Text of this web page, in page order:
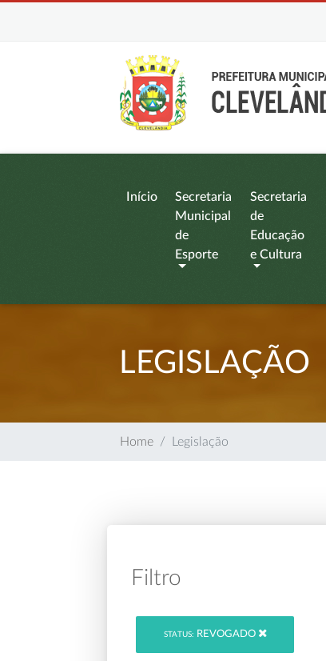
Início
Secretaria
Municipal
de
Esporte
Secretaria
de
Educação
e Cultura
LEGISLAÇÃO
Home Legislação
Filtro
STATUS: REVOGADO